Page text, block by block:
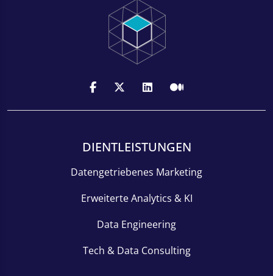
DIENTLEISTUNGEN
Datengetriebenes Marketing
Erweiterte Analytics & KI
Data Engineering
Tech & Data Consulting